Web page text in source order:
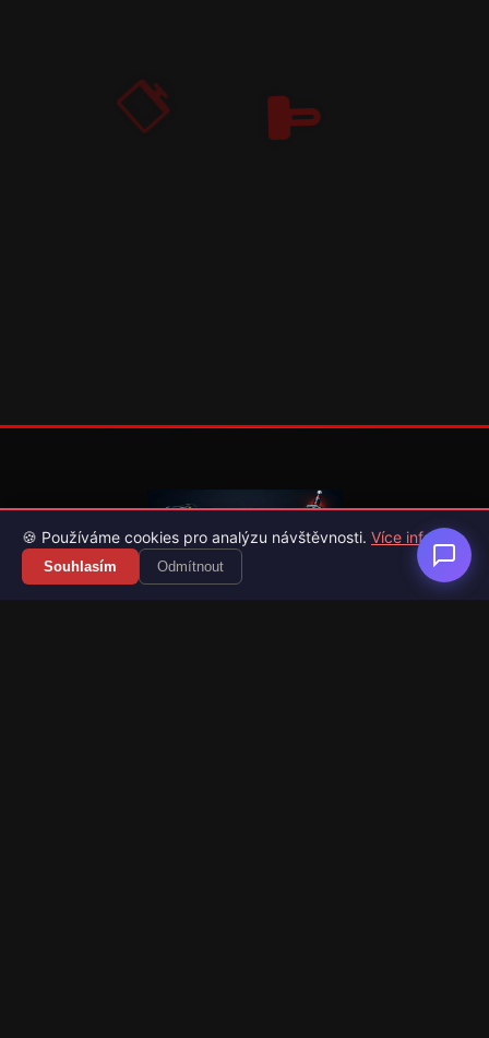
Váš průvodce světem videoher. Novinky, recenze a česko-
slovenské překlady her.
🍪 Používáme cookies pro analýzu návštěvnosti. Více info
Souhlasím Odmítnout